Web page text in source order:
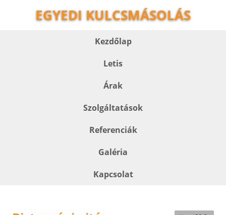
EGYEDI KULCSMÁSOLÁS
Kezdőlap
Letis
Árak
Szolgáltatások
Referenciák
Galéria
Kapcsolat